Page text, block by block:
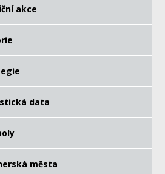
akce
data
města